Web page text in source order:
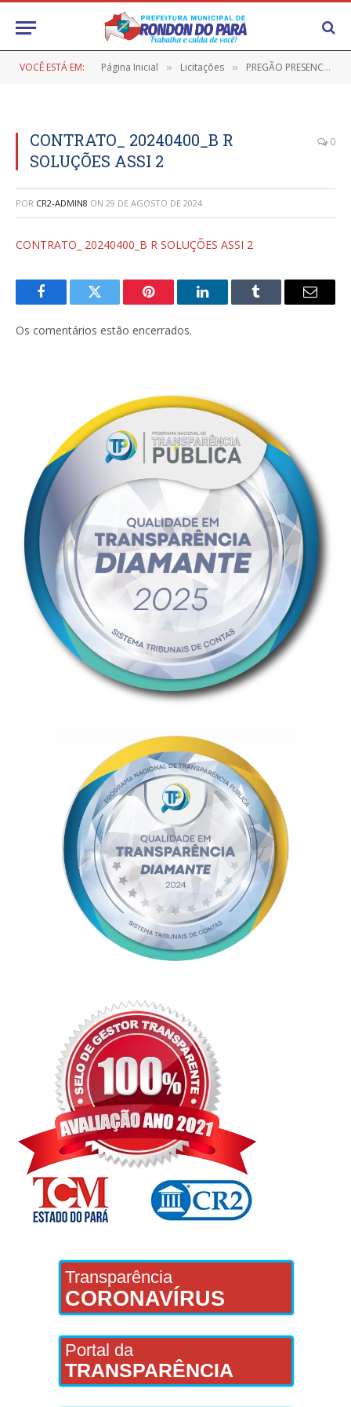
VOCÊ ESTÁ EM: Página Inicial » Licitações » PREGÃO PRESENCIAL Nº 9/2023-041-FME (CONTRATAÇÃO DE EMPRESA PARA A PRESTAÇÃO DE SERVIÇOS COMUNS DE ENGENHARIA, CONTINUOS SOB DEMANDA PARA MANUTENÇÃO PREVENTIVA E/OU CORRETIVA EM PRÉDIOS PÚBLICOS DO FUNDO MUNICIPAL DE EDUCAÇÃO-FME)
CONTRATO_ 20240400_B R
SOLUÇÕES ASSI 2
0
POR CR2-ADMIN8 ON 29 DE AGOSTO DE 2024
CONTRATO_ 20240400_B R SOLUÇÕES ASSI 2
FacebookTwitter Pinterest LinkedInTumblr
E-
Os comentários estão encerrados.
Transparência
CORONAVÍRUS
Portal da
TRANSPARÊNCIA